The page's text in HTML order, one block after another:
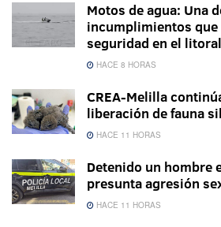
Motos de agua: Una
incumplimientos que
seguridad en el
HACE 8 HORAS
CREA-Melilla
liberación de fauna
HACE 11 HORAS
Detenido un hombre
presunta agresión
HACE 11 HORAS